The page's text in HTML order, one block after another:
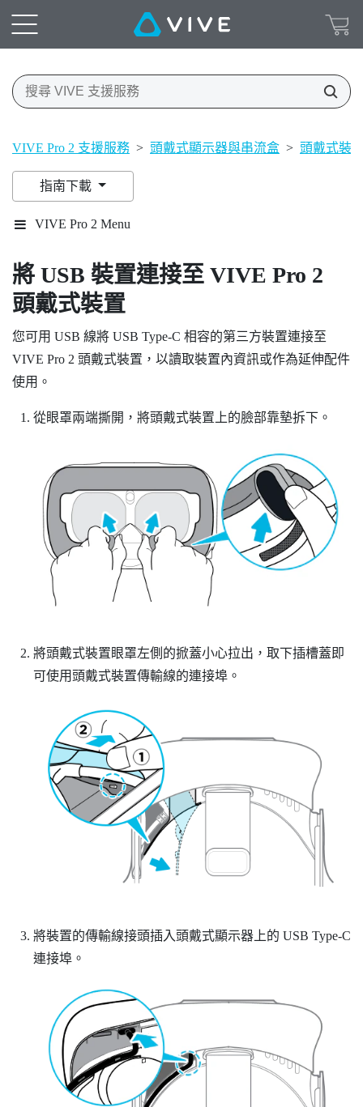
VIVE Pro 2 支援服務 > 頭戴式顯示器與串流盒 > 頭戴式裝
指南下載
VIVE Pro 2 Menu
將 USB 裝置連接至 VIVE Pro 2
頭戴式裝置
您可用 USB 線將 USB Type-C 相容的第三方裝置連接至
VIVE Pro 2 頭戴式裝置 ，以讀取裝置內資訊或作為延伸配件
使用。
從眼罩兩端撕開，將頭戴式裝置上的臉部靠墊拆下。
將頭戴式裝置眼罩左側的掀蓋小心拉出，取下插槽蓋即
可使用頭戴式裝置傳輸線的連接埠。
將裝置的傳輸線接頭插入頭戴式顯示器上的 USB Type-C
連接埠。